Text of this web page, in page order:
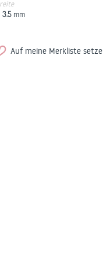
3.5 mm
Auf meine Merkliste